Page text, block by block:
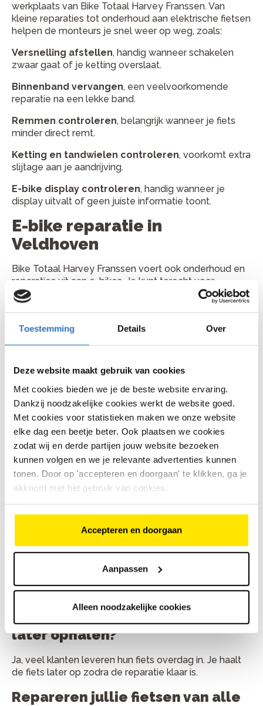
Toestemming Details Over
Deze website maakt gebruik van cookies
Met cookies bieden we je de beste website ervaring.
Dankzij noodzakelijke cookies werkt de website goed.
Met cookies voor statistieken maken we onze website
elke dag een beetje beter. Ook plaatsen we cookies
zodat wij en derde partijen jouw website bezoeken
kunnen volgen en we je relevante advertenties kunnen
tonen. Door op 'accepteren en doorgaan' te klikken, ga je
akkoord met het gebruik van cookies.
Accepteren en doorgaan
Aanpassen
Alleen noodzakelijke cookies
werkplaats van Bike Totaal Harvey Franssen. Van
kleine reparaties tot onderhoud aan elektrische fietsen
helpen de monteurs je snel weer op weg, zoals:
Versnelling afstellen, handig wanneer schakelen
zwaar gaat of je ketting overslaat.
Binnenband vervangen, een veelvoorkomende
reparatie na een lekke band.
Remmen controleren, belangrijk wanneer je fiets
minder direct remt.
Ketting en tandwielen controleren, voorkomt extra
slijtage aan je aandrijving.
E-bike display controleren, handig wanneer je
display uitvalt of geen juiste informatie toont.
E-bike reparatie in
Veldhoven
Bike Totaal Harvey Franssen voert ook onderhoud en
reparaties uit aan e-bikes. Je kunt terecht voor
controle van accu, display, motorondersteuning,
aandrijving en remmen. Ook wanneer je e-bike minder
werkplaats met je meekijken.
Totaal Harvey Franssen
Je vindt Bike Totaal Harvey Franssen aan Kruisstraat 4,
5502 JE in Veldhoven. Bellen kan via 040 222 2022.
Kom gerust langs met je fiets of bel vooraf voor een
handig moment.
Veelgestelde vragen
Hoe lang duurt een fietsreparatie
gemiddeld?
Kleine reparaties duren vaak minder dan een uur. Grote
klaar.
Kan ik mijn fiets ook inleveren en
later ophalen?
Ja, veel klanten leveren hun fiets overdag in. Je haalt
de fiets later op zodra de reparatie klaar is.
Repareren jullie fietsen van alle